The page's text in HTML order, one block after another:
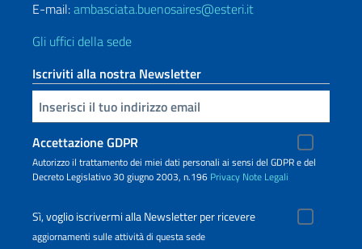
E-mail:ambasciata.buenosaires@esteri.it
Gli uffici della sede
Iscriviti alla nostra Newsletter
Inserisci la tua email
Accettazione GDPR
Autorizzo il trattamento dei miei dati personali ai sensi del GDPR e del
Decreto Legislativo 30 giugno 2003, n.196 Privacy Note Legali
Sì, voglio iscrivermi alla Newsletter per ricevere
aggiornamenti sulle attività di questa sede